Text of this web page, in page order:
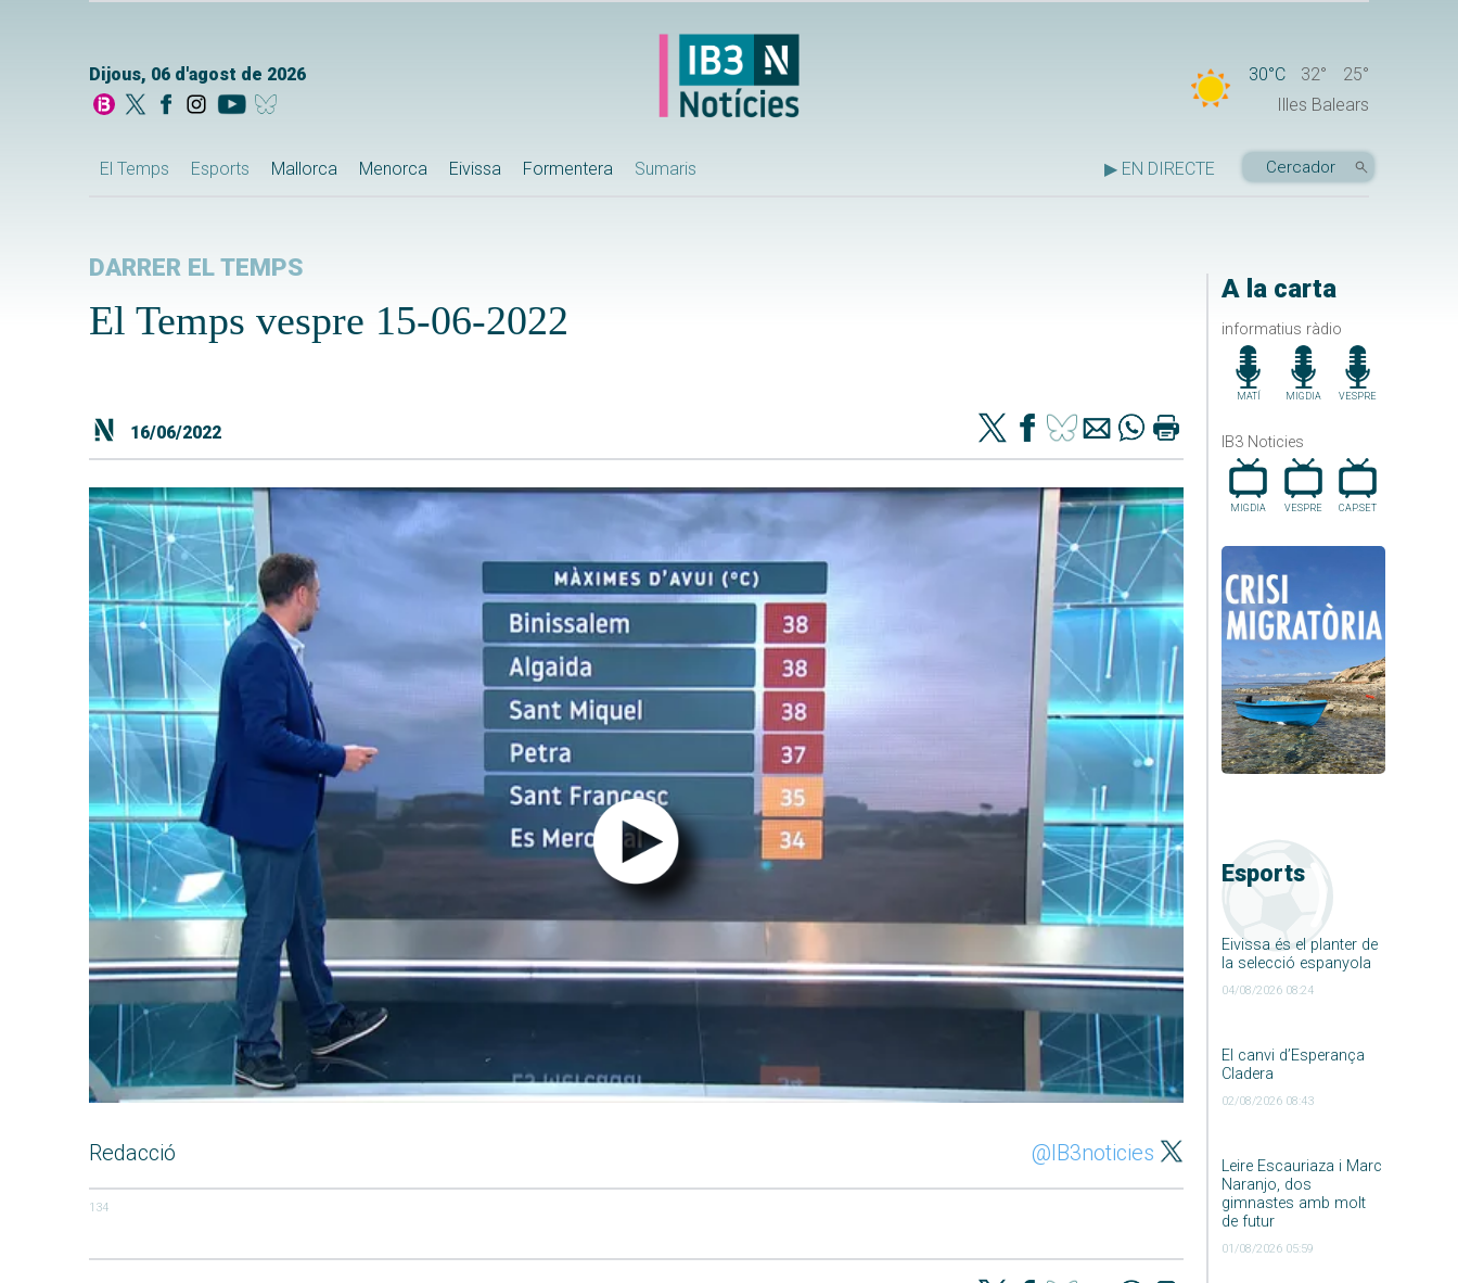
Dijous, 06 d'agost de 2026 30°C 32°
25°
Illes Balears
El Temps Esports Mallorca Menorca Eivissa Formentera Sumaris ▶ EN DIRECTE
A la carta
informatius ràdio
MATÍ MIGDIA VESPRE
IB3 Noticies
MIGDIA VESPRE CAP.SET
Esports
Eivissa és el planter de
la selecció espanyola
04/08/2026 08:24
El canvi d’Esperança
Cladera
02/08/2026 08:43
Leire Escauriaza i Marc
Naranjo, dos
gimnastes amb molt
de futur
01/08/2026 05:59
DARRER EL TEMPS
El Temps vespre 15-06-2022
16/06/2022
Redacció @IB3noticies
134